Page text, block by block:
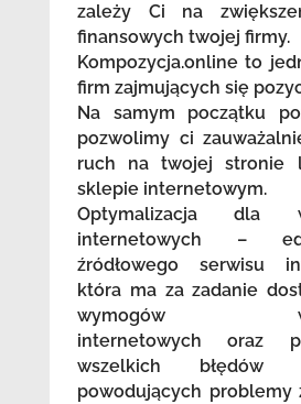
zależy Ci na
finansowych twojej firmy.
Kompozycja.online to
firm zajmujących się
Na samym początku
pozwolimy ci
ruch na twojej stronie
sklepie internetowym.
Optymalizacja dla
internetowych –
źródłowego serwisu
która ma za zadanie
wymogów
internetowych oraz
wszelkich błędów
powodujących problemy